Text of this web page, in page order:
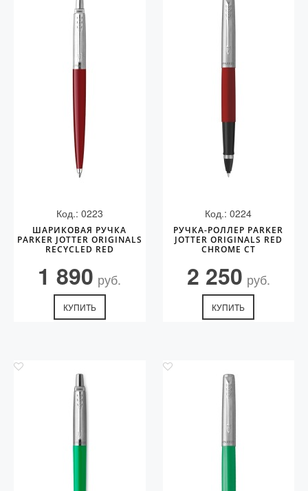
Код.: 0223
ШАРИКОВАЯ РУЧКА
PARKER JOTTER ORIGINALS
RECYCLED RED
1 890 руб.
КУПИТЬ
Код.: 0224
РУЧКА-РОЛЛЕР PARKER
JOTTER ORIGINALS RED
CHROME СT
2 250 руб.
КУПИТЬ